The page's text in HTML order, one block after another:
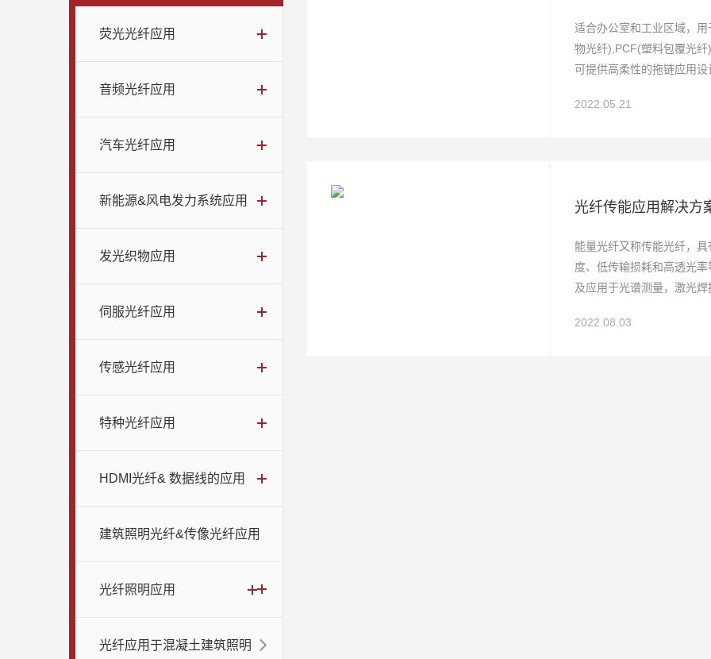
荧光光纤应用
音频光纤应用
汽车光纤应用
新能源&风电发力系统应用
发光织物应用
伺服光纤应用
传感光纤应用
特种光纤应用
HDMI光纤& 数据线的应用
建筑照明光纤&传像光纤应用
光纤照明应用
光纤应用于混凝土建筑照明
适合办公室和工业区域，
物光纤),PCF(塑料包覆光
可提供高柔性的拖链应用
2022.05.21
光纤传能应用解决方
能量光纤又称传能光纤，
度、低传输损耗和高透光
及应用于光谱测量，激光
2022.08.03